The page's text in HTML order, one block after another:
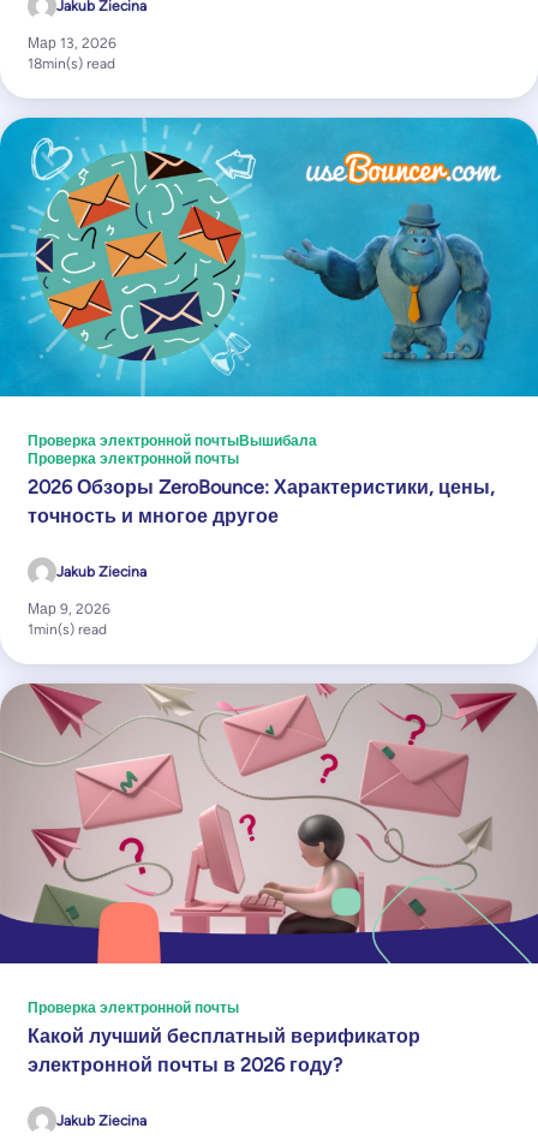
Jakub Ziecina
Мар 13, 2026
18min(s) read
Проверка электронной почтыВышибала
Проверка электронной почты
2026 Обзоры ZeroBounce: Характеристики, цены,
точность и многое другое
Jakub Ziecina
Мар 9, 2026
1min(s) read
Проверка электронной почты
Какой лучший бесплатный верификатор
электронной почты в 2026 году?
Jakub Ziecina